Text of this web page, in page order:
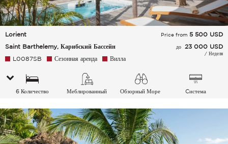
Lorient
Saint Barthelemy, Карибский Бассейн
Price from 5 500 USD
до 23 000 USD
/ Неделя
L0087SB Сезонная аренда Вилла
6 Количество
Меблированный Обзорный Море
Cистема